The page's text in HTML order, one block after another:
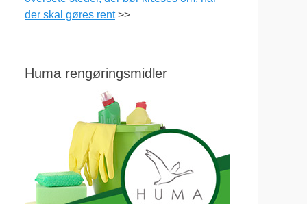
der skal gøres rent>>
Huma rengøringsmidler